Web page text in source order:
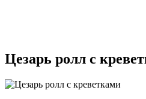
Цезарь ролл с